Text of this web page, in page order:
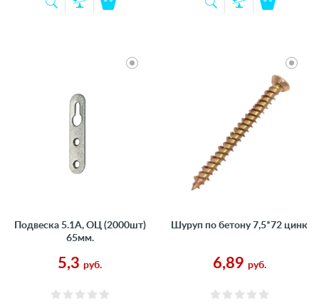
Подвеска 5.1А, ОЦ (2000шт)
65мм.
5,3 руб.
Шуруп по бетону 7,5*72 цинк
6,89 руб.